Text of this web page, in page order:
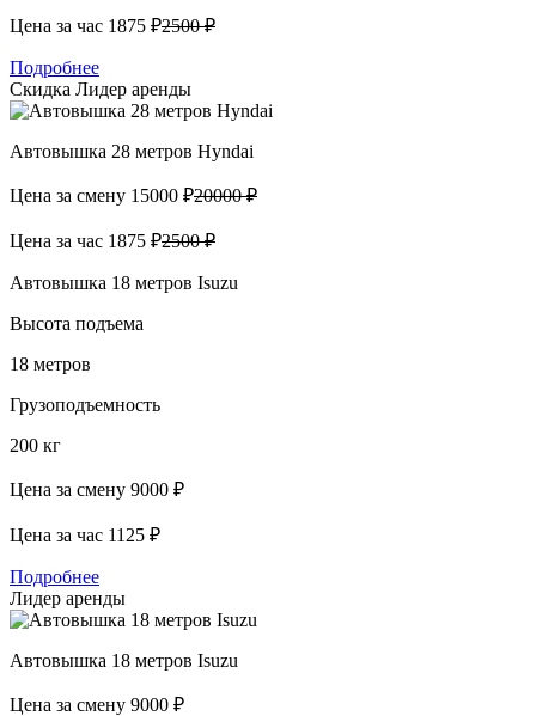
Цена за час 1875 ₽2500 ₽
Подробнее
Скидка Лидер аренды
Автовышка 28 метров Hyndai
Цена за смену 15000 ₽20000 ₽
Цена за час 1875 ₽2500 ₽
Автовышка 18 метров Isuzu
Высота подъема
18 метров
Грузоподъемность
200 кг
Цена за смену 9000 ₽
Цена за час 1125 ₽
Подробнее
Лидер аренды
Автовышка 18 метров Isuzu
Цена за смену 9000 ₽